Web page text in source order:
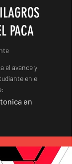
PACA
el avance y
en el
en